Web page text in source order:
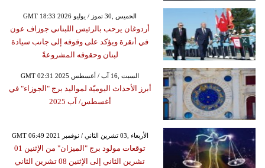
GMT 18:33 2026 الخميس ,30 تموز / يوليو
أردوغان يرحب بالرئيس اللبناني جوزاف عون
في أنقرة ويؤكد على وقوفه إلى جانب سيادة
لبنان وحقوقه المشروعةً
GMT 02:31 2025 السبت ,16 آب / أغسطس
أبرز الأحداث اليوميّة لمواليد برج "الجوزاء" في
أغسطس/ آب 2025
GMT 06:49 2021 الأربعاء ,03 تشرين الثاني / نوفمبر
توقعات مولود برج "الميزان" من الإثنين 01
تشرين الثاني إلى الإثنين 08 تشرين الثاني